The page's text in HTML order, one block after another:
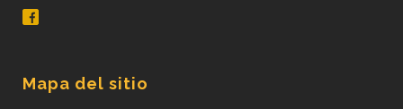
Mapa del sitio